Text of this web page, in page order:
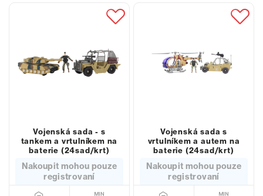
Vojenská sada - s
tankem a vrtulníkem na
baterie (24sad/krt)
Nakoupit mohou pouze
registrovaní
Vojenská sada s
vrtulníkem a autem na
baterie (24sad/krt)
Nakoupit mohou pouze
registrovaní